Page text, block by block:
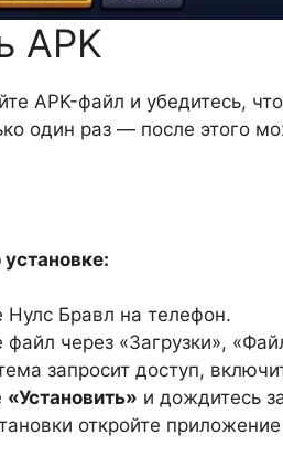
APK
APK-файл и убедитесь,
один раз — после этого
Нулс Бравл на телефон.
файл через «Загрузки»,
запросит доступ,
«Установить» и дождитесь
откройте